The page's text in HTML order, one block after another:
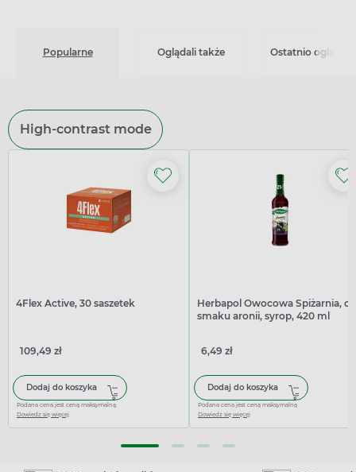
Popularne Oglądali także Ostatnio
High-contrast mode
4Flex Active, 30 saszetek
109,49 zł
Dodaj do koszyka
Podana cena jest ceną maksymalną
Dowiedz się więcej
Herbapol Owocowa Spiżarnia, o
smaku aronii, syrop, 420 ml
6,49 zł
Dodaj do koszyka
Podana cena jest ceną maksymalną
Dowiedz się więcej